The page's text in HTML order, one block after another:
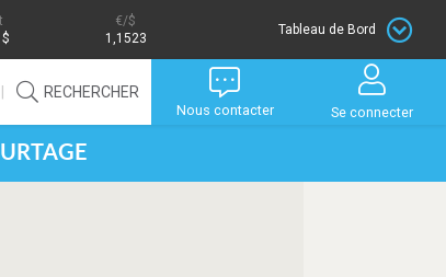
/$
1,1523
Tableau de Bord
RECHERCHER
Nous contacter Se connecter